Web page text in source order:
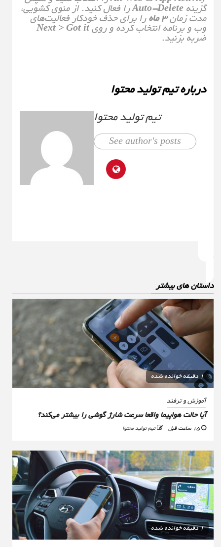
گزینهAuto-Deleteرا فعال کنید. از منوی کشویی،
مدت زمان۳ ماه را برای حذف خودکار فعالیت‌های
وب و برنامه انتخاب کرده و رویNext > Got it
ضربه بزنید.
درباره تیم تولید محتوا
تیم تولید محتوا
See author's posts
های بیشتر
1 دقیقه خوانده شده
آموزش و ترفند
آیا حالت هواپیما واقعا سرعت شارژ گوشی را بیشتر می‌کند؟
تیم تولید محتوا
1 دقیقه خوانده شده